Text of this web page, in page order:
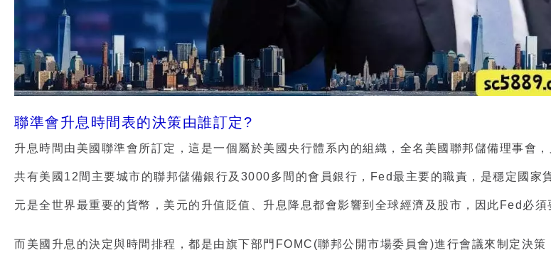
聯準會升息時間表的決策由誰訂定?
升息時間由美國聯準會所訂定，這是一個屬於美國央行體系內的組織，全名美國聯邦儲備理事會
共有美國12間主要城市的聯邦儲備銀行及3000多間的會員銀行，Fed最主要的職責，是穩定國家
元是全世界最重要的貨幣，美元的升值貶值、升息降息都會影響到全球經濟及股市，因此Fed必須
而美國升息的決定與時間排程，都是由旗下部門FOMC(聯邦公開市場委員會)進行會議來制定決